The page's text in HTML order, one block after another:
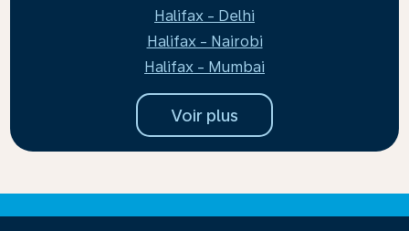
Halifax - Delhi
Halifax - Nairobi
Halifax - Mumbai
Voir plus